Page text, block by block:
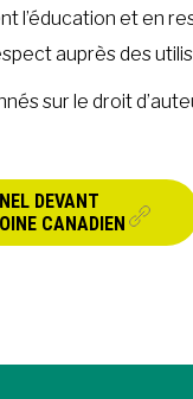
l’éducation et en
auprès des
sur le droit
DEVANT
CANADIEN